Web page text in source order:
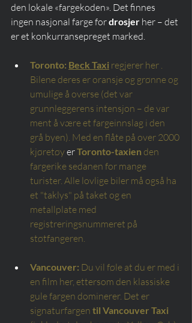
den lokale «fargekoden». Det finnes
ingen nasjonal farge for drosjer her – det
er et konkurransepreget marked.
Toronto: Beck Taxi regjerer her .
Bilene deres er oransje og grønne og
umulige å overse (det var
grunnleggerens intensjon – de var
ment å være et fargeinnslag i den
grå byen). Med en flåte på over 2000
kjøretøy er Toronto-taxien den
fargerike sedanen for mange
turister. Alle lovlige biler må også ha
et "taklys" på taket og en
metallplate med
registreringsnummeret på
støtfangeren.
Vancouver: Du vil føle at du er med i
en film her, ettersom den klassiske
gule fargen dominerer. Det er
signaturfargen til Vancouver Taxi